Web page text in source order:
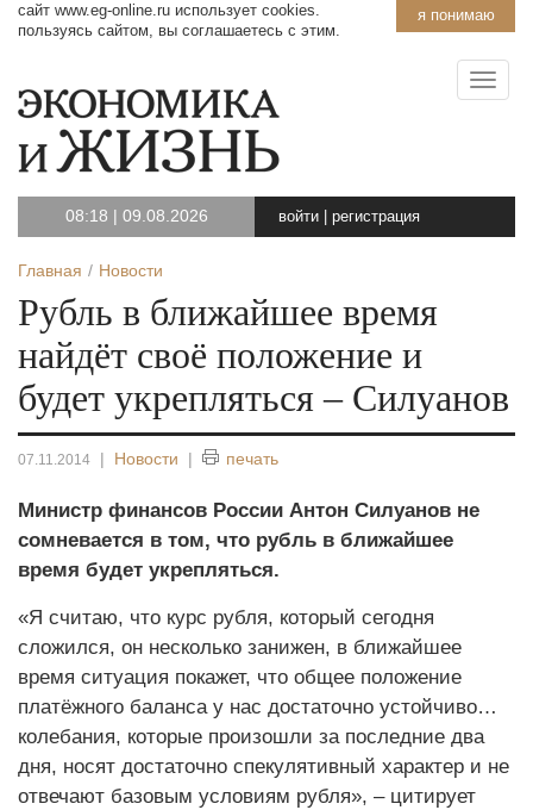
я понимаю
сайт www.eg-online.ru использует cookies.
пользуясь сайтом, вы соглашаетесь с этим.
08:18 | 09.08.2026 войти регистрация
Главная Новости
Рубль в ближайшее время
найдёт своё положение и
будет укрепляться – Силуанов
07.11.2014 | Новости | печать
Министр финансов России Антон Силуанов не
сомневается в том, что рубль в ближайшее
время будет укрепляться.
«Я считаю, что курс рубля, который сегодня
сложился, он несколько занижен, в ближайшее
время ситуация покажет, что общее положение
платёжного баланса у нас достаточно устойчиво…
колебания, которые произошли за последние два
дня, носят достаточно спекулятивный характер и не
отвечают базовым условиям рубля», – цитирует